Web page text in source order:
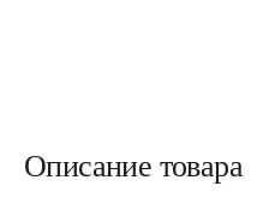
Описание товара